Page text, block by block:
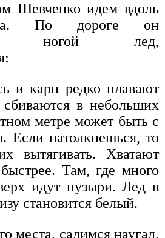
Шевченко идем вдоль
По дороге он
ногой лед,
и карп редко плавают
в небольших
метре может быть с
Если натолкнешься, то
вытягивать. Хватают
Там, где много
идут пузыри. Лед в
становится белый.
места, садимся наугад,